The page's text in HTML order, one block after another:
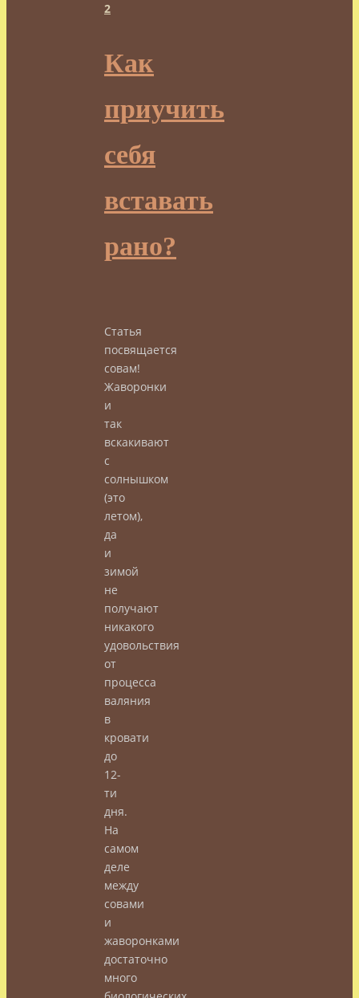
2
Как
приучить
себя
вставать
рано?
Статья
посвящается
совам!
Жаворонки
и
так
вскакивают
с
солнышком
(это
летом),
да
и
зимой
не
получают
никакого
удовольствия
от
процесса
валяния
в
кровати
до
12-
ти
дня.
На
самом
деле
между
совами
и
жаворонками
достаточно
много